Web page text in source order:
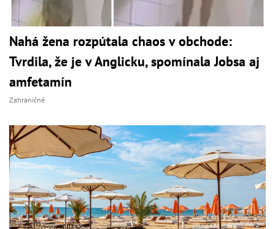
Nahá žena rozpútala chaos v obchode:
Tvrdila, že je v Anglicku, spomínala Jobsa aj
amfetamín
Zahraničné